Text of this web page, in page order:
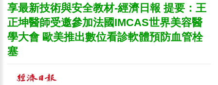
享最新技術與安全教材-經濟日報 提要：王
正坤醫師受邀參加法國IMCAS世界美容醫
學大會 歐美推出數位看診軟體預防血管栓
塞